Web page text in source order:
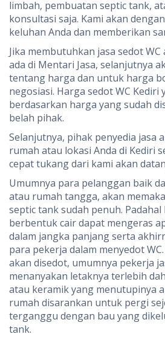
limbah, pembuatan septic tank,
konsultasi saja. Kami akan
keluhan Anda dan memberikan
Jika membutuhkan jasa sedot
ada di Mentari Jasa, selanjutnya
tentang harga dan untuk harga
negosiasi. Harga sedot WC Kediri
berdasarkan harga yang sudah
belah pihak.
Selanjutnya, pihak penyedia jasa
rumah atau lokasi Anda di Kediri
cepat tukang dari kami akan
Umumnya para pelanggan baik
atau rumah tangga, akan
septic tank sudah penuh.
berbentuk cair dapat mengeras
dalam jangka panjang serta
para pekerja dalam menyedot
akan disedot, umumnya pekerja
menanyakan letaknya terlebih
atau keramik yang menutupinya
rumah disarankan untuk pergi
terganggu dengan bau yang
tank.